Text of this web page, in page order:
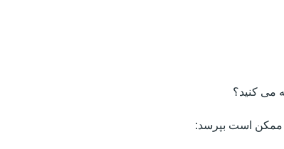
می کنید؟
ممکن است بپرسد: